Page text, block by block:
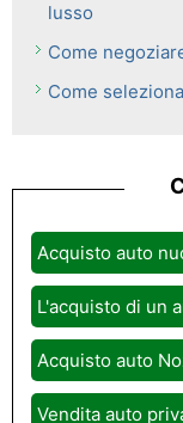
lusso
Come
Come
Acquisto auto
L'acquisto di un
Acquisto auto
Vendita auto